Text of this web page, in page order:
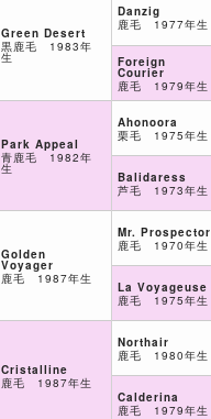
Green Desert
黒鹿毛 1983年
生
Park Appeal
青鹿毛 1982年
生
Golden
Voyager
鹿毛 1987年生
Cristalline
鹿毛 1987年生
Danzig
鹿毛 1977年生
Foreign
Courier
鹿毛 1979年生
Ahonoora
栗毛 1975年生
Balidaress
芦毛 1973年生
Mr. Prospector
鹿毛 1970年生
La Voyageuse
鹿毛 1975年生
Northair
鹿毛 1980年生
Calderina
鹿毛 1979年生